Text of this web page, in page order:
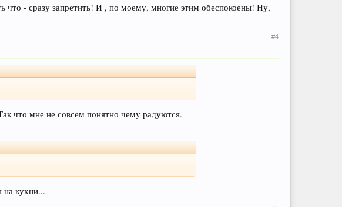
что - сразу запретить! И , по моему, многие этим обеспокоены! Ну,
#4
что мне не совсем понятно чему радуются.
на кухни...